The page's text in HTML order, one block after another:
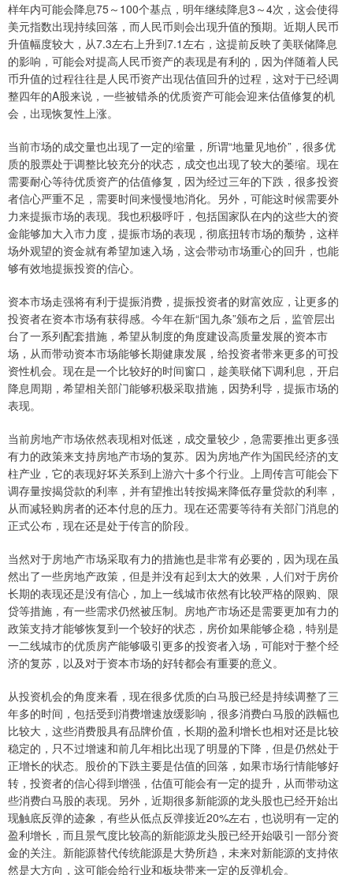
样年内可能会降息75～100个基点，明年继续降息3～4次，这会使得
美元指数出现持续回落，而人民币则会出现升值的预期。近期人民币
升值幅度较大，从7.3左右上升到7.1左右，这提前反映了美联储降息
的影响，可能会对提高人民币资产的表现是有利的，因为伴随着人民
币升值的过程往往是人民币资产出现估值回升的过程，这对于已经调
整四年的A股来说，一些被错杀的优质资产可能会迎来估值修复的机
会，出现恢复性上涨。
当前市场的成交量也出现了一定的缩量，所谓“地量见地价”，很多优
质的股票处于调整比较充分的状态，成交也出现了较大的萎缩。现在
需要耐心等待优质资产的估值修复，因为经过三年的下跌，很多投资
者信心严重不足，需要时间来慢慢地消化。另外，可能这时候需要外
力来提振市场的表现。我也积极呼吁，包括国家队在内的这些大的资
金能够加大入市力度，提振市场的表现，彻底扭转市场的颓势，这样
场外观望的资金就有希望加速入场，这会带动市场重心的回升，也能
够有效地提振投资的信心。
资本市场走强将有利于提振消费，提振投资者的财富效应，让更多的
投资者在资本市场有获得感。今年在新“国九条”颁布之后，监管层出
台了一系列配套措施，希望从制度的角度建设高质量发展的资本市
场，从而带动资本市场能够长期健康发展，给投资者带来更多的可投
资性机会。现在是一个比较好的时间窗口，趁美联储下调利息，开启
降息周期，希望相关部门能够积极采取措施，因势利导，提振市场的
表现。
当前房地产市场依然表现相对低迷，成交量较少，急需要推出更多强
有力的政策来支持房地产市场的复苏。因为房地产作为国民经济的支
柱产业，它的表现好坏关系到上游六十多个行业。上周传言可能会下
调存量按揭贷款的利率，并有望推出转按揭来降低存量贷款的利率，
从而减轻购房者的还本付息的压力。现在还需要等待有关部门消息的
正式公布，现在还是处于传言的阶段。
当然对于房地产市场采取有力的措施也是非常有必要的，因为现在虽
然出了一些房地产政策，但是并没有起到太大的效果，人们对于房价
长期的表现还是没有信心，加上一线城市依然有比较严格的限购、限
贷等措施，有一些需求仍然被压制。房地产市场还是需要更加有力的
政策支持才能够恢复到一个较好的状态，房价如果能够企稳，特别是
一二线城市的优质房产能够吸引更多的投资者入场，可能对于整个经
济的复苏，以及对于资本市场的好转都会有重要的意义。
从投资机会的角度来看，现在很多优质的白马股已经是持续调整了三
年多的时间，包括受到消费增速放缓影响，很多消费白马股的跌幅也
比较大，这些消费股具有品牌价值，长期的盈利增长也相对还是比较
稳定的，只不过增速和前几年相比出现了明显的下降，但是仍然处于
正增长的状态。股价的下跌主要是估值的回落，如果市场行情能够好
转，投资者的信心得到增强，估值可能会有一定的提升，从而带动这
些消费白马股的表现。另外，近期很多新能源的龙头股也已经开始出
现触底反弹的迹象，有些从低点反弹接近20%左右，也说明有一定的
盈利增长，而且景气度比较高的新能源龙头股已经开始吸引一部分资
金的关注。新能源替代传统能源是大势所趋，未来对新能源的支持依
然是大方向，这可能会给行业和板块带来一定的反弹机会。